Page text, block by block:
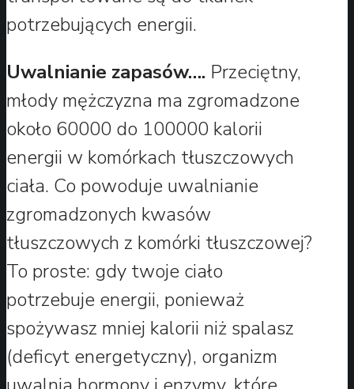
potrzebujących energii.
Uwalnianie zapasów…. Przeciętny,
młody mężczyzna ma zgromadzone
około 60000 do 100000 kalorii
energii w komórkach tłuszczowych
ciała. Co powoduje uwalnianie
zgromadzonych kwasów
tłuszczowych z komórki tłuszczowej?
To proste: gdy twoje ciało
potrzebuje energii, ponieważ
spożywasz mniej kalorii niż spalasz
(deficyt energetyczny), organizm